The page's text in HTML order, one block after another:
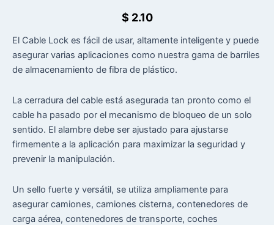
$ 2.10
El Cable Lock es fácil de usar, altamente inteligente y puede
asegurar varias aplicaciones como nuestra gama de barriles
de almacenamiento de fibra de plástico.
La cerradura del cable está asegurada tan pronto como el
cable ha pasado por el mecanismo de bloqueo de un solo
sentido. El alambre debe ser ajustado para ajustarse
firmemente a la aplicación para maximizar la seguridad y
prevenir la manipulación.
Un sello fuerte y versátil, se utiliza ampliamente para
asegurar camiones, camiones cisterna, contenedores de
carga aérea, contenedores de transporte, coches